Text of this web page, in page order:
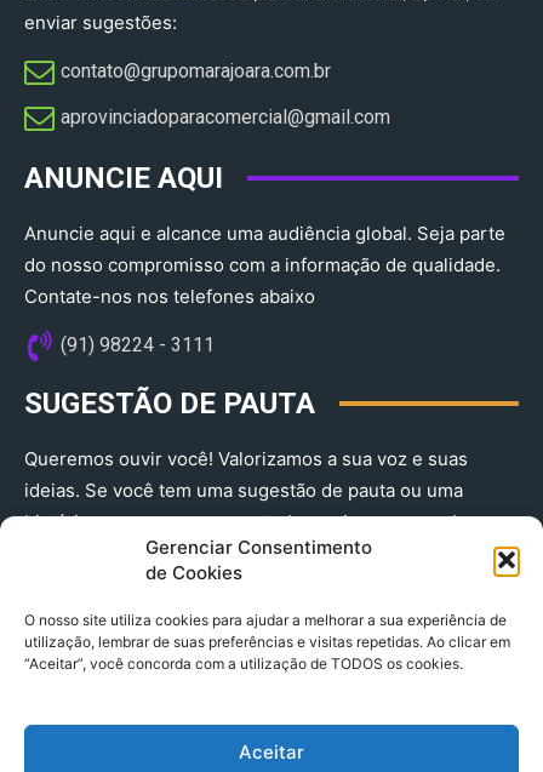
Gerenciar Consentimento
de Cookies
O nosso site utiliza cookies para ajudar a melhorar a sua experiência de
utilização, lembrar de suas preferências e visitas repetidas. Ao clicar em
“Aceitar”, você concorda com a utilização de TODOS os cookies.
Aceitar
enviar sugestões:
contato@grupomarajoara.com.br
aprovinciadoparacomercial@gmail.com​
ANUNCIE AQUI
Anuncie aqui e alcance uma audiência global. Seja parte
do nosso compromisso com a informação de qualidade.
Contate-nos nos telefones abaixo
(91) 98224 - 3111
SUGESTÃO DE PAUTA
Queremos ouvir você! Valorizamos a sua voz e suas
ideias. Se você tem uma sugestão de pauta ou uma
história que merece ser contada, envie-nos agora!
(91) 98224 - 3111